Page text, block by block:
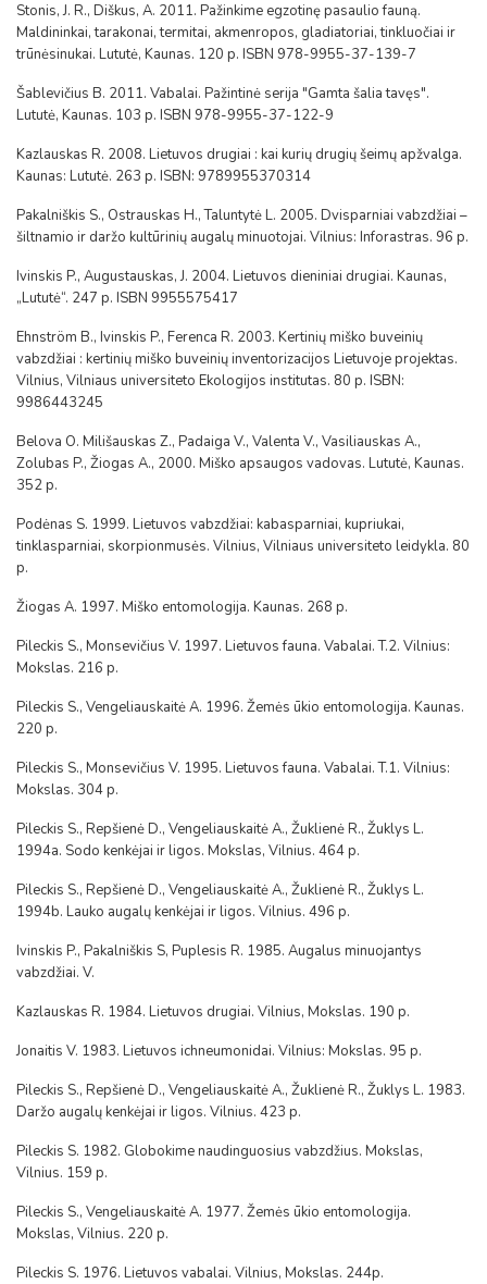
Stonis, J. R., Diškus, A. 2011. Pažinkime egzotinę pasaulio fauną.
Maldininkai, tarakonai, termitai, akmenropos, gladiatoriai, tinkluočiai ir
trūnėsinukai. Lututė, Kaunas. 120 p. ISBN 978-9955-37-139-7
Šablevičius B. 2011. Vabalai. Pažintinė serija "Gamta šalia tavęs".
Lututė, Kaunas. 103 p. ISBN 978-9955-37-122-9
Kazlauskas R. 2008. Lietuvos drugiai : kai kurių drugių šeimų apžvalga.
Kaunas: Lututė. 263 p. ISBN: 9789955370314
Pakalniškis S., Ostrauskas H., Taluntytė L. 2005. Dvisparniai vabzdžiai –
šiltnamio ir daržo kultūrinių augalų minuotojai. Vilnius: Inforastras. 96 p.
Ivinskis P., Augustauskas, J. 2004. Lietuvos dieniniai drugiai. Kaunas,
„Lututė“. 247 p. ISBN 9955575417
Ehnström B., Ivinskis P., Ferenca R. 2003. Kertinių miško buveinių
vabzdžiai : kertinių miško buveinių inventorizacijos Lietuvoje projektas.
Vilnius, Vilniaus universiteto Ekologijos institutas. 80 p. ISBN:
9986443245
Belova O. Milišauskas Z., Padaiga V., Valenta V., Vasiliauskas A.,
Zolubas P., Žiogas A., 2000. Miško apsaugos vadovas. Lututė, Kaunas.
352 p.
Podėnas S. 1999. Lietuvos vabzdžiai: kabasparniai, kupriukai,
tinklasparniai, skorpionmusės. Vilnius, Vilniaus universiteto leidykla. 80
p.
Žiogas A. 1997. Miško entomologija. Kaunas. 268 p.
Pileckis S., Monsevičius V. 1997. Lietuvos fauna. Vabalai. T.2. Vilnius:
Mokslas. 216 p.
Pileckis S., Vengeliauskaitė A. 1996. Žemės ūkio entomologija. Kaunas.
220 p.
Pileckis S., Monsevičius V. 1995. Lietuvos fauna. Vabalai. T.1. Vilnius:
Mokslas. 304 p.
Pileckis S., Repšienė D., Vengeliauskaitė A., Žuklienė R., Žuklys L.
1994a. Sodo kenkėjai ir ligos. Mokslas, Vilnius. 464 p.
Pileckis S., Repšienė D., Vengeliauskaitė A., Žuklienė R., Žuklys L.
1994b. Lauko augalų kenkėjai ir ligos. Vilnius. 496 p.
Ivinskis P., Pakalniškis S, Puplesis R. 1985. Augalus minuojantys
vabzdžiai. V.
Kazlauskas R. 1984. Lietuvos drugiai. Vilnius, Mokslas. 190 p.
Jonaitis V. 1983. Lietuvos ichneumonidai. Vilnius: Mokslas. 95 p.
Pileckis S., Repšienė D., Vengeliauskaitė A., Žuklienė R., Žuklys L. 1983.
Daržo augalų kenkėjai ir ligos. Vilnius. 423 p.
Pileckis S. 1982. Globokime naudinguosius vabzdžius. Mokslas,
Vilnius. 159 p.
Pileckis S., Vengeliauskaitė A. 1977. Žemės ūkio entomologija.
Mokslas, Vilnius. 220 p.
Pileckis S. 1976. Lietuvos vabalai. Vilnius, Mokslas. 244p.